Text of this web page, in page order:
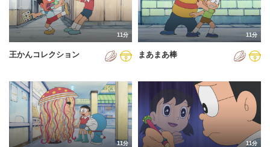
11分
王かんコレクション
11分
まあまあ棒
11分 11分